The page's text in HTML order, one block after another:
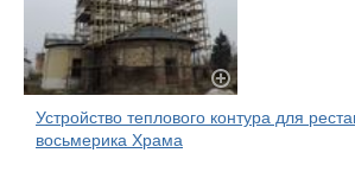
Устройство теплового контура для
восьмерика Храма